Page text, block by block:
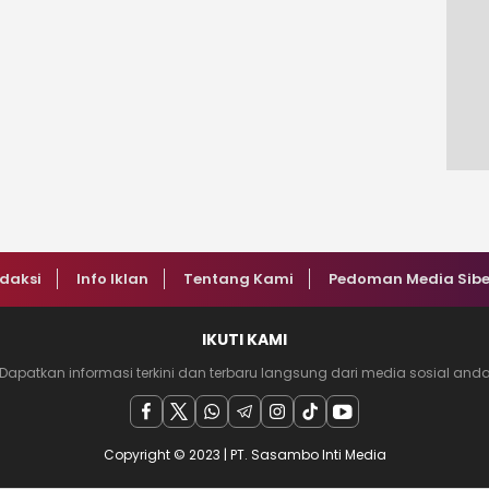
Info Iklan Tentang Kami Pedoman Media
IKUTI KAMI
informasi terkini dan terbaru langsung dari media sosial anda
Copyright © 2023 | PT. Sasambo Inti Media